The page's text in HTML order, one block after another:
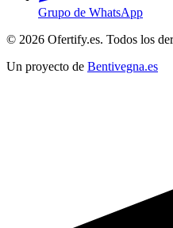
Grupo de WhatsApp
© 2026 Ofertify.es. Todos los
Un proyecto de Bentivegna.es